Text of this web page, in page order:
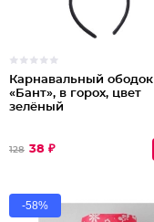
Карнавальный ободок
«Бант», в горох, цвет
зелёный
128 38 ₽
-58%